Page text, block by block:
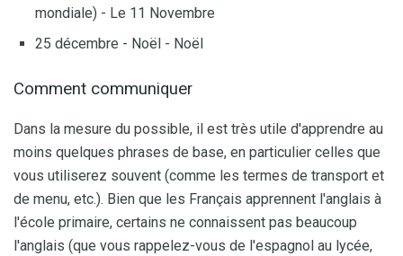
mondiale) - Le 11 Novembre
25 décembre - Noël - Noël
Comment communiquer
Dans la mesure du possible, il est très utile d'apprendre au
moins quelques phrases de base, en particulier celles que
vous utiliserez souvent (comme les termes de transport et
de menu, etc.). Bien que les Français apprennent l'anglais à
l'école primaire, certains ne connaissent pas beaucoup
l'anglais (que vous rappelez-vous de l'espagnol au lycée,